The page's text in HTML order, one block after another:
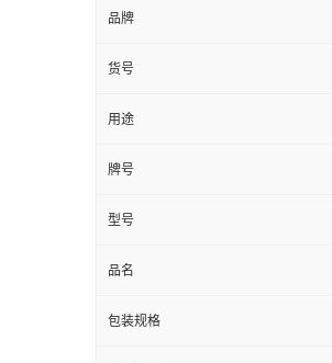
品牌
货号
用途
牌号
型号
品名
包装规格